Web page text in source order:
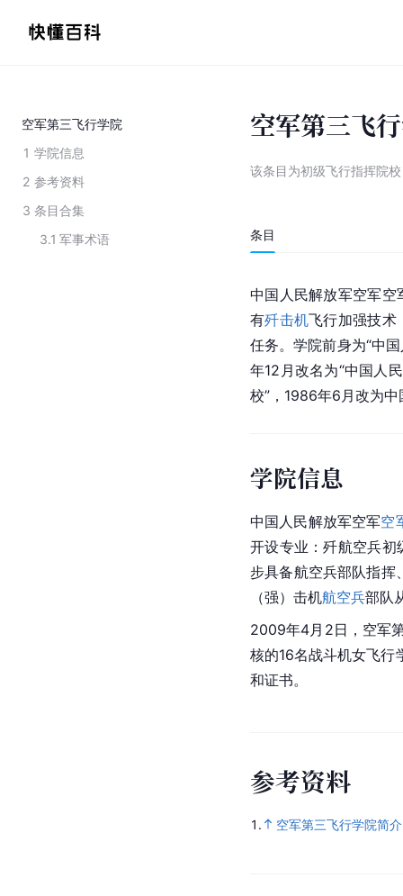
空军第三飞行学院
1 学院信息
2 参考资料
3 条目合集
3.1 军事术语
空军第三飞
该条目为初级飞行指挥院校
条目
中国人民解放军空军空
有歼击机飞行加强技术
任务。学院前身为“中
年12月改名为“中国人
校”，1986年6月改为
学院信息
中国人民解放军空军空
开设专业：歼航空兵
步具备航空兵部队指挥
（强）击机航空兵部队
2009年4月2日，空军
核的16名战斗机女飞行
和证书。
参考资料
1. 空军第三飞行学院简介